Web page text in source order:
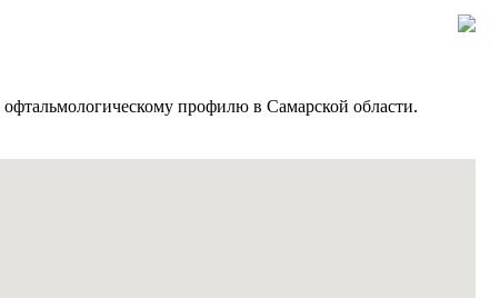
профилю в Самарской области.